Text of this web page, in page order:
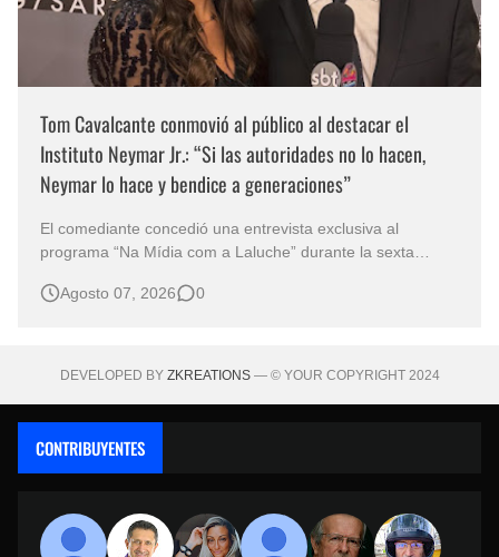
Tom Cavalcante conmovió al público al destacar el
Instituto Neymar Jr.: “Si las autoridades no lo hacen,
Neymar lo hace y bendice a generaciones”
El comediante concedió una entrevista exclusiva al
programa “Na Mídia com a Laluche” durante la sexta
eventos benéficos más importantes de Brasil. En medio del
Agosto 07, 2026 0
DEVELOPED BY ZKREATIONS— © YOUR COPYRIGHT 2024
CONTRIBUYENTES